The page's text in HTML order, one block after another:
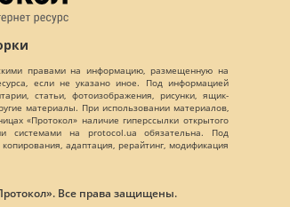
правами на информацию, размещенную на
если не указано иное. Под информацией
статьи, фотоизображения, рисунки, ящик-
материалы. При использовании материалов,
«Протокол» наличие гиперссылки открытого
системами на protocol.ua обязательна. Под
адаптация, рерайтинг, модификация
Все права защищены.